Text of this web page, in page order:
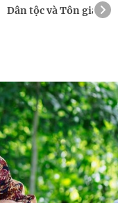
Dân tộc và Tôn giáo